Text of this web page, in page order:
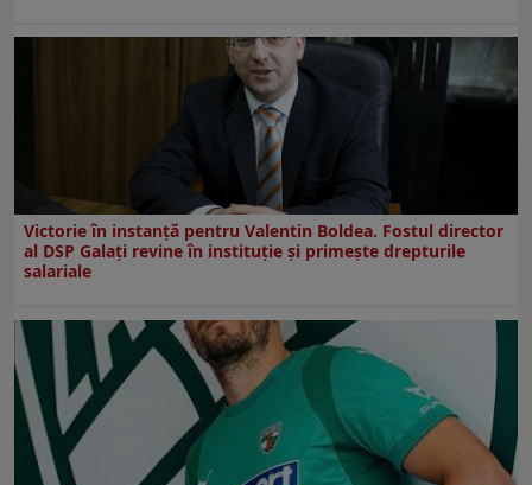
Victorie în instanță pentru Valentin Boldea. Fostul director
al DSP Galați revine în instituție și primește drepturile
salariale